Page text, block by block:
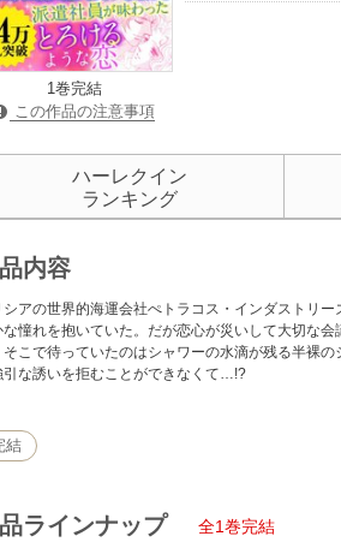
1巻完結
この作品の注意事項
ハーレクイン
ランキング
内容
シアの世界的海運会社ぺトラコス・インダストリ
な憧れを抱いていた。だが恋心が災いして大切な
そこで待っていたのはシャワーの水滴が残る半
引な誘いを拒むことができなくて…!?
結
ラインナップ 全1巻完結